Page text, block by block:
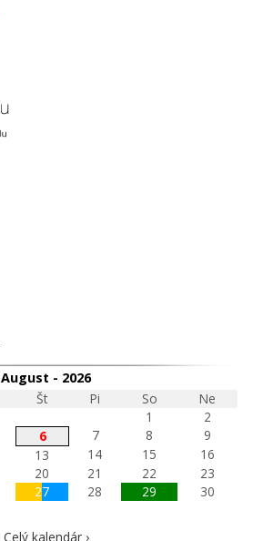
August - 2026
Št Pi So
Ne
1
2
6 7 8
9
13 14 15
16
20 21 22
23
27 28 29
30
Celý kalendár ›